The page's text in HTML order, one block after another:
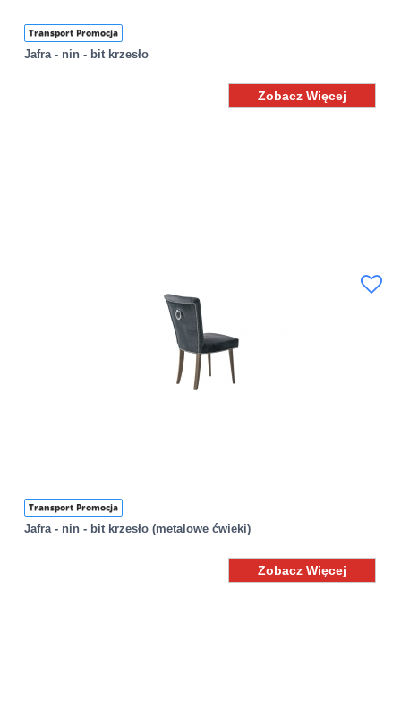
Transport Promocja
Jafra - nin - bit krzesło
Zobacz Więcej
Transport Promocja
Jafra - nin - bit krzesło (metalowe ćwieki)
Zobacz Więcej